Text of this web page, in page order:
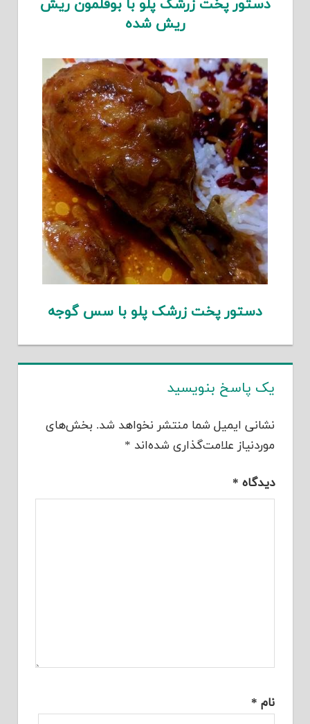
دستور پخت زرشک پلو با بوقلمون ریش
ریش شده
دستور پخت زرشک پلو با سس گوجه
یک پاسخ بنویسید
نشانی ایمیل شما منتشر نخواهد شد. بخش‌های
موردنیاز علامت‌گذاری شده‌اند *
دیدگاه *
نام *